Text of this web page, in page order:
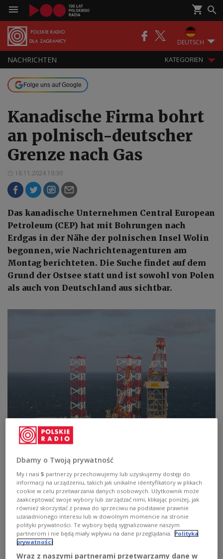
DEUTSCH
NACHRICHTEN KATEGORIEN
Folge uns auf Google
Kanadische Firma bohrt
an polnisch-deutscher
Grenze nach Gas
18.11.2024 19:30
Das kanadische Unternehmen Central European
Petroleum (CEP) hat mit Bohrungen nach
Erdgas in der Nähe der polnischen Insel Wolin
begonnen, wie Nachrichtenagenturen am
Montag berichteten. Die Suche findet auf dem
Grund der Ostsee statt und ist sowohl von Polen
als auch von Deutschland aus sichtbar.
Die Offshore-Bohrplattform wurde in der Ostsee in der Nähe des
Terminals für verflüssigtes Erdgas (LNG) in Świnoujście, im Nordwesten
Polens, nahe der deutschen Grenze, installiert. noblecorp.com
Eine große Flamme über dem L
Dbamy o Twoją prywatność
My i nasi5 partnerzy przechowujemy lub uzyskujemy dostęp do
informacji na urządzeniu, takich jak unikalne identyfikatory w plikach
cookie w celu przetwarzania danych osobowych. Użytkownik może
zaakceptować swoje wybory lub zarządzać nimi, klikając poniżej, jak
również skorzystać z prawa do sprzeciwu na podstawie prawnie
uzasadnionego interesu lub w dowolnym momencie na stronie
polityki prywatności. Te wybory będą sygnalizowane naszym
partnerom i nie będą miały wpływu na dane przeglądania. Polityka
prywatności
Wraz z naszymi partnerami przetwarzamy dane w